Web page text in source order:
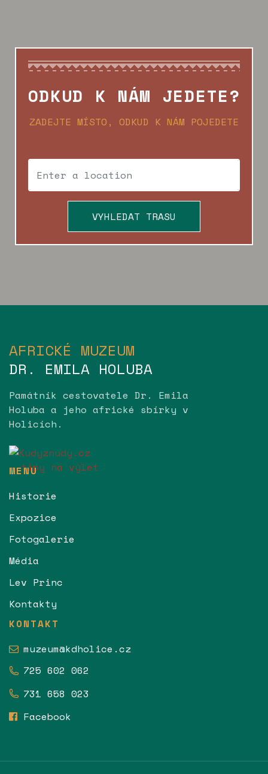
ODKUD K NÁM JEDETE?
ZADEJTE MÍSTO, ODKUD K NÁM POJEDETE
VYHLEDAT TRASU
AFRICKÉ MUZEUM
DR. EMILA HOLUBA
Památník cestovatele Dr. Emila
Holuba a jeho africké sbírky v
Holicích.
MENU
Historie
Expozice
Fotogalerie
Média
Lev Princ
Kontakty
KONTAKT
muzeum@kdholice.cz
725 602 062
731 658 023
Facebook